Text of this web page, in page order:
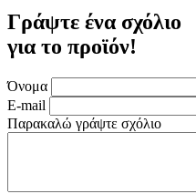
Γράψτε ένα σχόλιο
για το προϊόν!
Όνομα
E-mail
Παρακαλώ γράψτε σχόλιο